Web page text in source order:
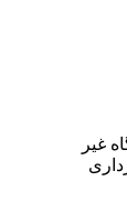
غیر
۱۴۰۴ مورد بهره برداری